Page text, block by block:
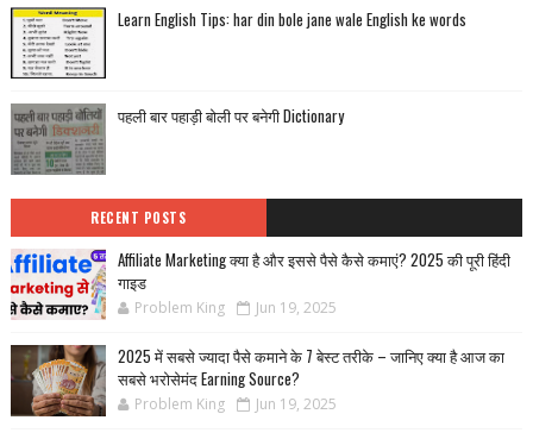
Learn English Tips: har din bole jane wale English ke words
पहली बार पहाड़ी बोली पर बनेगी Dictionary
RECENT POSTS
Affiliate Marketing क्या है और इससे पैसे कैसे कमाएं? 2025 की पूरी हिंदी
गाइड
Problem King Jun 19, 2025
2025 में सबसे ज्यादा पैसे कमाने के 7 बेस्ट तरीके – जानिए क्या है आज का
सबसे भरोसेमंद Earning Source?
Problem King Jun 19, 2025